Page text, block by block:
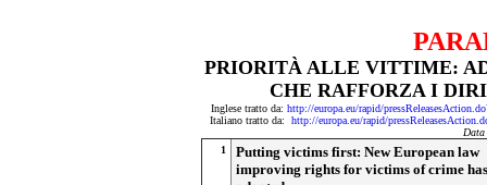
PRIORITÀ ALLE VITTIME:
CHE RAFFORZA I
Inglese tratto da: http://europa.eu/rapid/
Italiano tratto da: http://europa.eu/rapid/
Data
1
Putting victims first: New European law
improving rights for victims of crime